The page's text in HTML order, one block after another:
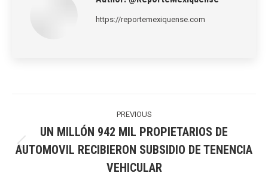
https://reportemexiquense.com
PREVIOUS
Previous
post:
UN MILLÓN 942 MIL PROPIETARIOS DE
AUTOMOVIL RECIBIERON SUBSIDIO DE TENENCIA
VEHICULAR